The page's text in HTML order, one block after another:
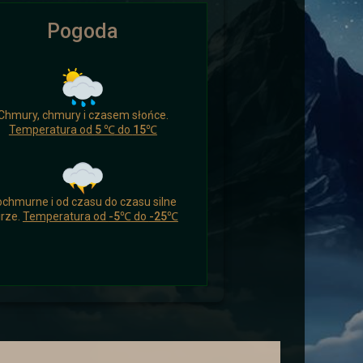
czasu nacieszyć się czymś
drogowcy zaskoczeni.
i wysłać ich aby wsparli
Pogoda
chmury i czasem słońce.
Temperatura od 5 ℃do 15℃
i od czasu do czasu silne
Temperatura od -5℃do -25℃